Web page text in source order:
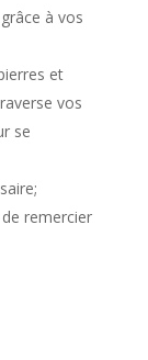
à vos
et
vos
se
remercier